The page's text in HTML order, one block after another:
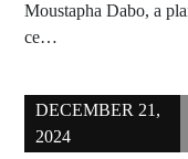
Moustapha Dabo, a
ce…
DECEMBER 21,
2024